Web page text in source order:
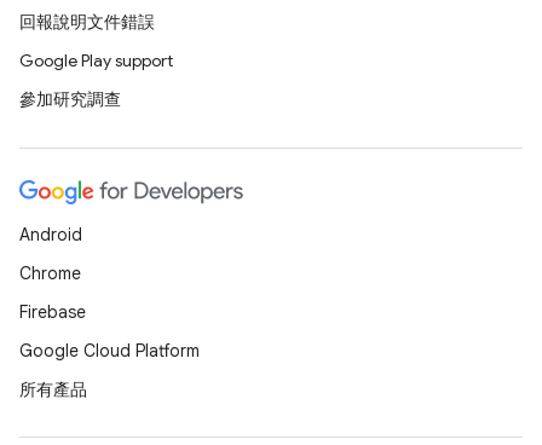
回報說明文件錯誤
Google Play support
參加研究調查
Android
Chrome
Firebase
Google Cloud Platform
所有產品